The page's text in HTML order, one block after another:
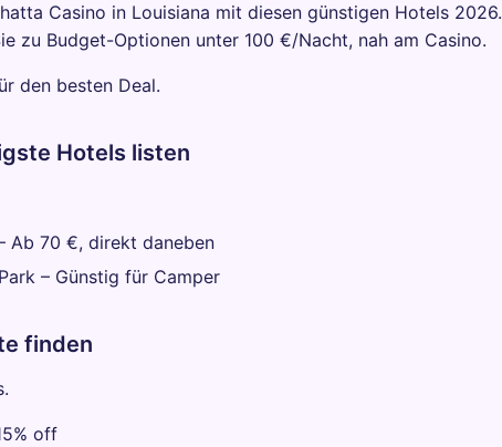
Casino in Louisiana mit diesen günstigen Hotels 2026.
zu Budget-Optionen unter 100 €/Nacht, nah am Casino.
den besten Deal.
Hotels listen
Ab 70 €, direkt daneben
– Günstig für Camper
finden
off